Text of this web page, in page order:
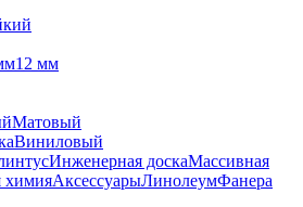
12 мм
Матовый
Виниловый
Инженерная доскаМассивная
химияАксессуарыЛинолеумФанера